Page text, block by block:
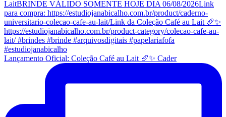
Lançamento Oficial: Coleção Café au Lait 🥖✨ Cader